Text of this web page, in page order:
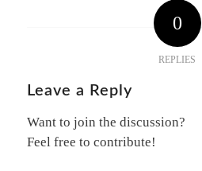
0
REPLIES
Leave a Reply
Want to join the discussion?
Feel free to contribute!